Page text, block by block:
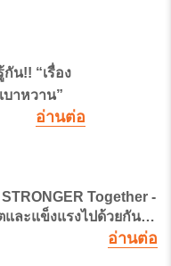
น!! “เรื่อง
บาหวาน”
อ่านต่อ
Together -
และแข็งแรงไปด้วยกัน
อบ 14 ปี โรงพยาบาลจุฬา
อ่านต่อ